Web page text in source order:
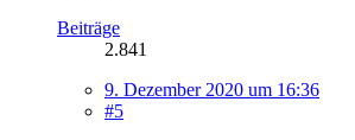
Beiträge
2.841
9. Dezember 2020 um 16:36
#5